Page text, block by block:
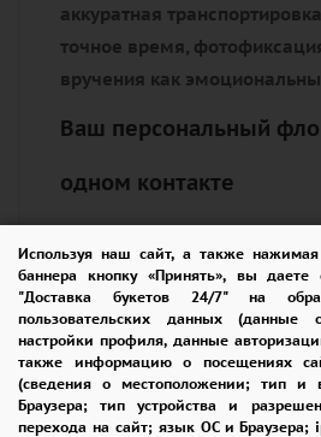
Используя наш сайт, а также
баннера кнопку «Принять», вы даете
"Доставка букетов 24/7" на
пользовательских данных (данные
настройки профиля, данные
также информацию о посещениях
(сведения о местоположении; тип
Браузера; тип устройства и
перехода на сайт; язык ОС и
аккуратная
точное время,
вручения как
Ваш персональный
одном контакте
Выберите идеальный
создайте уникальную
мастерами.
Все решения — через
8 965 242-37-47
Звонок, Telegram,